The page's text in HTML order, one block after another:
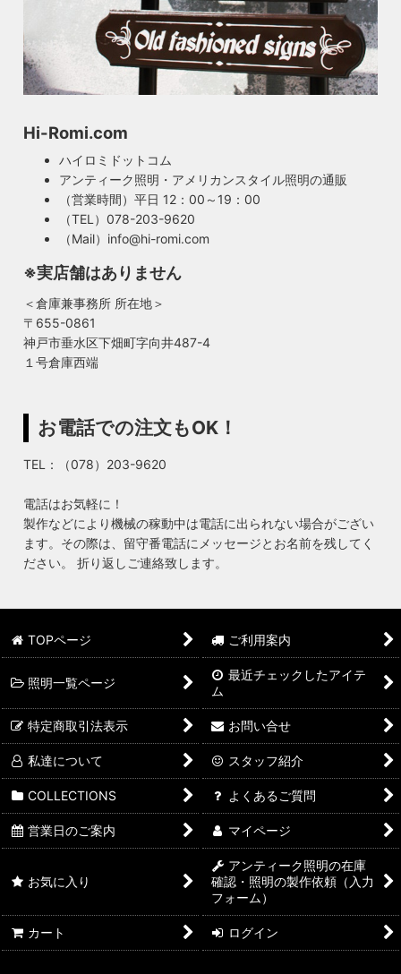
Hi-Romi.com
ハイロミドットコム
アンティーク照明・アメリカンスタイル照明の通販
（営業時間）平日 12：00～19：00
（TEL）078-203-9620
（Mail）info@hi-romi.com
※実店舗はありません
＜倉庫兼事務所 所在地＞
〒655-0861
神戸市垂水区下畑町字向井487-4
１号倉庫西端
お電話での注文もOK！
TEL：（078）203-9620
電話はお気軽に！
製作などにより機械の稼動中は電話に出られない場合がござい
ます。その際は、留守番電話にメッセージとお名前を残してく
ださい。 折り返しご連絡致します。
TOPページ ご利用案内
照明一覧ページ
最近チェックしたアイテ
ム
特定商取引法表示 お問い合せ
私達について スタッフ紹介
COLLECTIONS よくあるご質問
営業日のご案内 マイページ
お気に入り
アンティーク照明の在庫
確認・照明の製作依頼（入力
フォーム）
カート ログイン